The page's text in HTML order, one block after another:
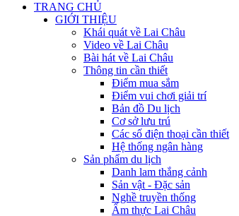
TRANG CHỦ
GIỚI THIỆU
Khái quát về Lai Châu
Video về Lai Châu
Bài hát về Lai Châu
Thông tin cần thiết
Điểm mua sắm
Điểm vui chơi giải trí
Bản đồ Du lịch
Cơ sở lưu trú
Các số điện thoại cần thiết
Hệ thống ngân hàng
Sản phẩm du lịch
Danh lam thắng cảnh
Sản vật - Đặc sản
Nghề truyền thống
Ẩm thực Lai Châu